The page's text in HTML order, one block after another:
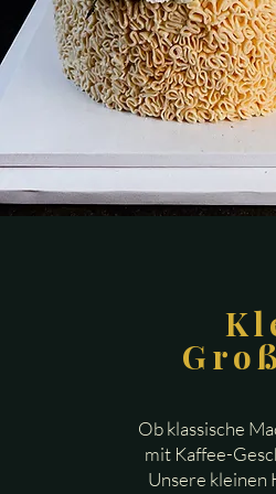
Ob klassische
mit Kaffee-
Unsere kleinen